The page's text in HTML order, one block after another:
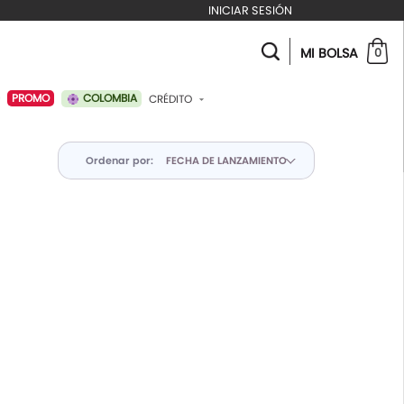
INICIAR SESIÓN
PROMO COLOMBIA CRÉDITO
MI BOLSA 0
Ordenar por: